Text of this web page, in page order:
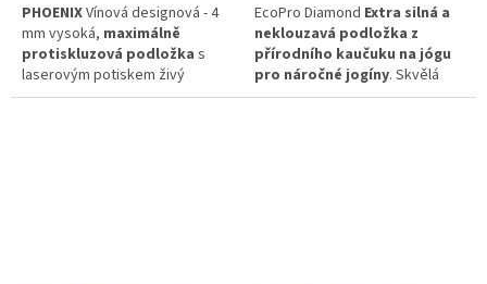
PHOENIXVínová designová - 4
mm vysoká, maximálně
protiskluzová podložka s
laserovým potiskem živý
květ. PU a přírodní kaučuk
EcoPro Diamond Extra silná a
neklouzavá podložka z
přírodního kaučuku na jógu
pro náročné jogíny. Skvělá
volba pro Vás, kteří dáváte